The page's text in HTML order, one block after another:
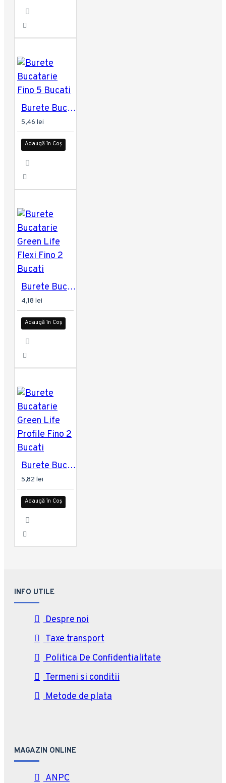
Burete Bucatarie Fino 5 Bucati
5,46 lei
Adaugă în Coș
Burete Bucatarie Green Life Flexi Fino 2 Bucati
4,18 lei
Adaugă în Coș
Burete Bucatarie Green Life Profile Fino 2 Bucati
5,82 lei
Adaugă în Coș
INFO UTILE
Despre noi
Taxe transport
Politica De Confidentialitate
Termeni si conditii
Metode de plata
MAGAZIN ONLINE
ANPC